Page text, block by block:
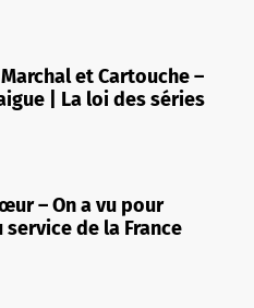
et Cartouche –
| La loi des séries
– On a vu pour
service de la France